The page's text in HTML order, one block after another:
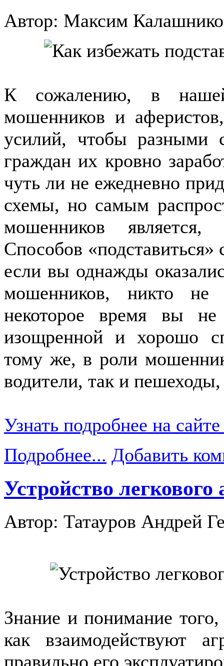
Автор: Максим
К сожалению, в
мошенников и
усилий, чтобы разными
граждан их кровно
чуть ли не ежедневно
схемы, но самым
мошенников является,
Способов
если вы однажды
мошенников, никто не
некоторое время вы не
изощренной и хорошо
тому же, в роли
водители, так и
Узнать подробнее на
Подробнее... Добавить
Устройство легкового
Автор: Татауров Андрей
Знание и понимание
как взаимодействуют
правильно его